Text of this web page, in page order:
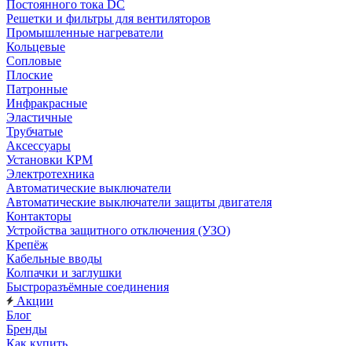
Постоянного тока DC
Решетки и фильтры для вентиляторов
Промышленные нагреватели
Кольцевые
Сопловые
Плоские
Патронные
Инфракрасные
Эластичные
Трубчатые
Аксессуары
Установки КРМ
Электротехника
Автоматические выключатели
Автоматические выключатели защиты двигателя
Контакторы
Устройства защитного отключения (УЗО)
Крепёж
Кабельные вводы
Колпачки и заглушки
Быстроразъёмные соединения
Акции
Блог
Бренды
Как купить